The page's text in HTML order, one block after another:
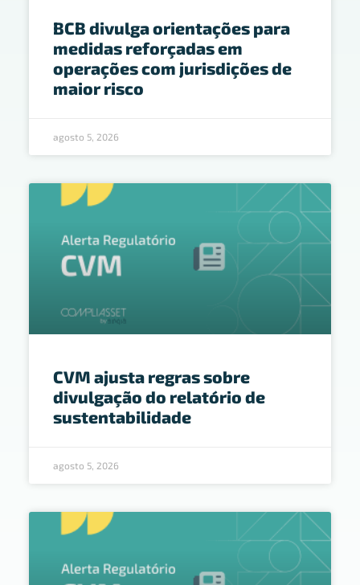
BCB divulga orientações para
medidas reforçadas em
operações com jurisdições de
maior risco
agosto 5, 2026
CVM ajusta regras sobre
divulgação do relatório de
sustentabilidade
agosto 5, 2026